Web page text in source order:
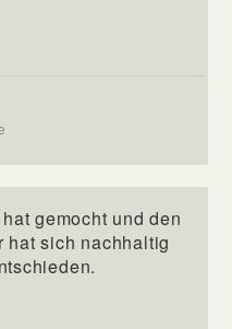
gemocht und den
hat sich nachhaltig